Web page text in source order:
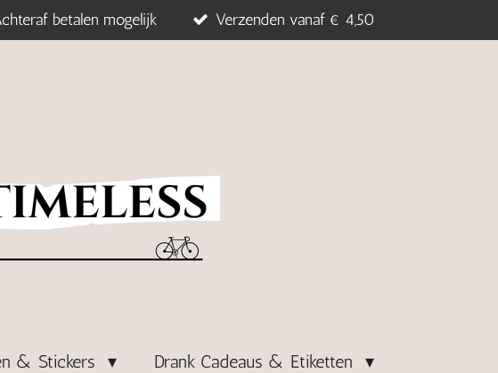
betalen mogelijk Verzenden vanaf € 4,50
& Stickers Drank Cadeaus & Etiketten